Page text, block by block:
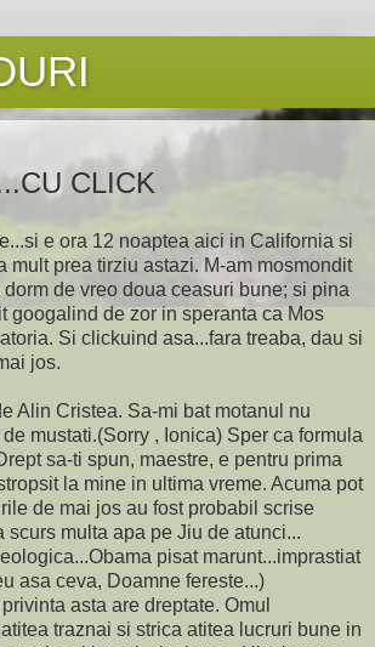
CLICK
e ora 12 noaptea aici in California si
mult prea tirziu astazi. M-am mosmondit
de vreo doua ceasuri bune; si pina
googalind de zor in speranta ca Mos
Si clickuind asa...fara treaba, dau si
jos.
Alin Cristea. Sa-mi bat motanul nu
mustati.(Sorry , Ionica) Sper ca formula
sa-ti spun, maestre, e pentru prima
la mine in ultima vreme. Acuma pot
de mai jos au fost probabil scrise
scurs multa apa pe Jiu de atunci...
pisat marunt...imprastiat
asa ceva, Doamne fereste...)
asta are dreptate. Omul
traznai si strica atitea lucruri bune in